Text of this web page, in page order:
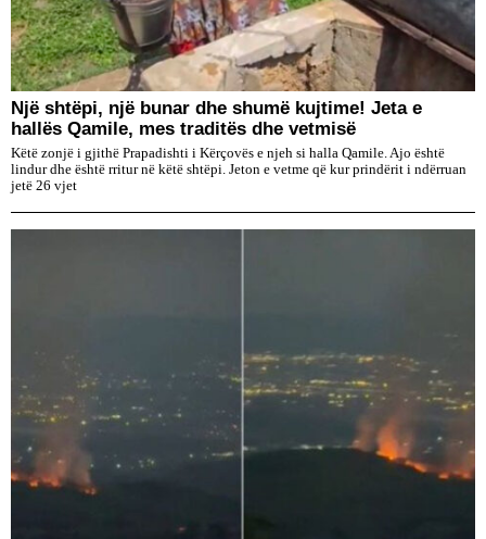
Një shtëpi, një bunar dhe shumë kujtime! Jeta e
hallës Qamile, mes traditës dhe vetmisë
Këtë zonjë i gjithë Prapadishti i Kërçovës e njeh si halla Qamile. Ajo është
lindur dhe është rritur në këtë shtëpi. Jeton e vetme që kur prindërit i ndërruan
jetë 26 vjet